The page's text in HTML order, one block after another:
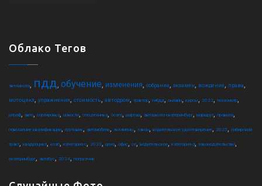
Облако Тегов
автошкола, пдд, обучение, изменения, собрание, экзамен, вождение, права,
мотоцикл, упражнения, стоимость, автодром, трактор, гибдд, онлайн, курсы, 2022, техосмотр,
штраф, авто, сортировка, новости, спецтехника, осаго, шарташ, автошкола екатеринбург, маршрут, правила,
повышение квалификации, грузовик, автомобиль, экзамены, закон, водительское удостоверение, 2025, сибирский
тракт, квадроцикл, коап, категория c, 2023, цена, офис, ce, водительское, категория d, законодательство,
екатеринбург, автобус, 2024, погрузчик